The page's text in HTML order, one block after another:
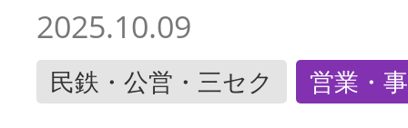
2025.10.09
民鉄・公営・三セク 営業・